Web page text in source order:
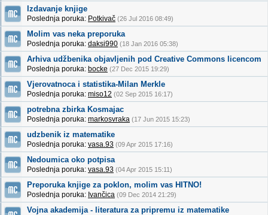
Izdavanje knjige
Poslednja poruka: Potkivač (26 Jul 2016 08:49)
Molim vas neka preporuka
Poslednja poruka: daksi990 (18 Jan 2016 05:38)
Arhiva udžbenika objavljenih pod Creative Commons licencom
Poslednja poruka: bocke (27 Dec 2015 19:29)
Vjerovatnoca i statistika-Milan Merkle
Poslednja poruka: miso12 (02 Sep 2015 16:17)
potrebna zbirka Kosmajac
Poslednja poruka: markosvraka (17 Jun 2015 15:23)
udzbenik iz matematike
Poslednja poruka: vasa.93 (09 Apr 2015 17:16)
Nedoumica oko potpisa
Poslednja poruka: vasa.93 (04 Apr 2015 15:11)
Preporuka knjige za poklon, molim vas HITNO!
Poslednja poruka: Ivančica (09 Dec 2014 21:29)
Vojna akademija - literatura za pripremu iz matematike